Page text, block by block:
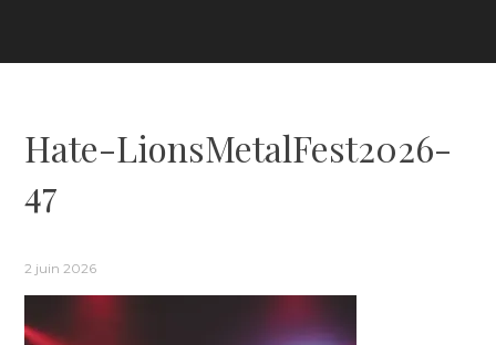
Hate-LionsMetalFest2026-
47
2 juin 2026